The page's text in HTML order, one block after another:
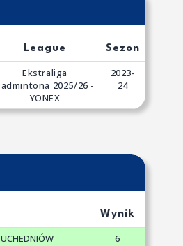
League Sezon
Ekstraliga
2025/26 -
YONEX
2023-
24
Wynik
6